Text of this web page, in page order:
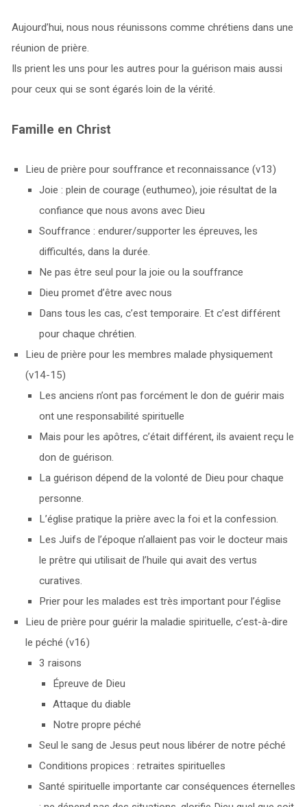
Aujourd’hui, nous nous réunissons comme chrétiens dans une
réunion de prière.
Ils prient les uns pour les autres pour la guérison mais aussi
pour ceux qui se sont égarés loin de la vérité.
Famille en Christ
Lieu de prière pour souffrance et reconnaissance (v13)
Joie : plein de courage (euthumeo), joie résultat de la
confiance que nous avons avec Dieu
Souffrance : endurer/supporter les épreuves, les
difficultés, dans la durée.
Ne pas être seul pour la joie ou la souffrance
Dieu promet d’être avec nous
Dans tous les cas, c’est temporaire. Et c’est différent
pour chaque chrétien.
Lieu de prière pour les membres malade physiquement
(v14-15)
Les anciens n’ont pas forcément le don de guérir mais
ont une responsabilité spirituelle
Mais pour les apôtres, c’était différent, ils avaient reçu le
don de guérison.
La guérison dépend de la volonté de Dieu pour chaque
personne.
L’église pratique la prière avec la foi et la confession.
Les Juifs de l’époque n’allaient pas voir le docteur mais
le prêtre qui utilisait de l’huile qui avait des vertus
curatives.
Prier pour les malades est très important pour l’église
Lieu de prière pour guérir la maladie spirituelle, c’est-à-dire
le péché (v16)
3 raisons
Épreuve de Dieu
Attaque du diable
Notre propre péché
Seul le sang de Jesus peut nous libérer de notre péché
Conditions propices : retraites spirituelles
Santé spirituelle importante car conséquences éternelles